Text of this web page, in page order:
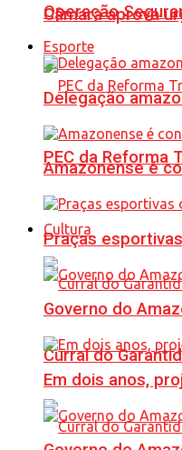
Câmara aprova
PEC da Reforma
Cultura
Curral do
Operação
Esporte
Delegação
Amazonense é
Praças
Governo do
Em dois anos,